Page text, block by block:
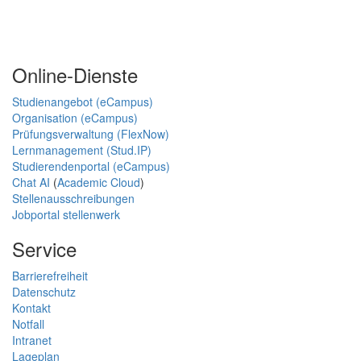
Online-Dienste
Studienangebot (eCampus)
Organisation (eCampus)
Prüfungsverwaltung (FlexNow)
Lernmanagement (Stud.IP)
Studierendenportal (eCampus)
Chat AI (Academic Cloud)
Stellenausschreibungen
Jobportal stellenwerk
Service
Barrierefreiheit
Datenschutz
Kontakt
Notfall
Intranet
Lageplan